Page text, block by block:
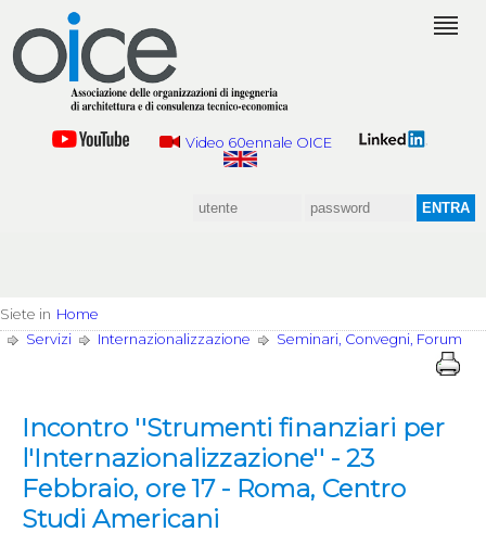
Video 60ennale OICE
Siete in Home
Servizi
Internazionalizzazione Seminari, Convegni, Forum
Incontro ''Strumenti finanziari per
l'Internazionalizzazione'' - 23
Febbraio, ore 17 - Roma, Centro
Studi Americani